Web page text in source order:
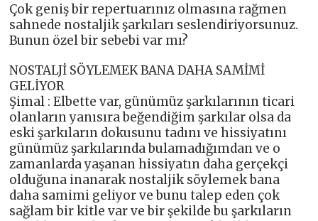
Çok geniş bir repertuarınız olmasına rağmen
sahnede nostaljik şarkıları seslendiriyorsunuz.
Bunun özel bir sebebi var mı?
NOSTALJİ SÖYLEMEK BANA DAHA SAMİMİ
GELİYOR
Şimal : Elbette var, günümüz şarkılarının ticari
olanların yanısıra beğendiğim şarkılar olsa da
eski şarkıların dokusunu tadını ve hissiyatını
günümüz şarkılarında bulamadığımdan ve o
zamanlarda yaşanan hissiyatın daha gerçekçi
olduğuna inanarak nostaljik söylemek bana
daha samimi geliyor ve bunu talep eden çok
sağlam bir kitle var ve bir şekilde bu şarkıların